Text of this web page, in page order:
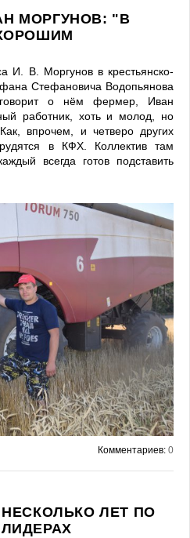
МОРГУНОВ: "В
И. В. Моргунов в крестьянско-
Стефановича Водопьянова
о нём фермер, Иван
работник, хоть и молод, но
впрочем, и четверо других
в КФХ. Коллектив там
всегда готов подставить
Комментариев: 0
ЛЕТ ПО